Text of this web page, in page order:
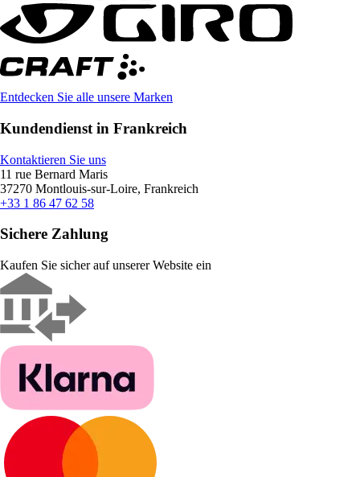
Entdecken Sie alle unsere Marken
Kundendienst in Frankreich
Kontaktieren Sie uns
11 rue Bernard Maris
37270 Montlouis-sur-Loire, Frankreich
+33 1 86 47 62 58
Sichere Zahlung
Kaufen Sie sicher auf unserer Website ein